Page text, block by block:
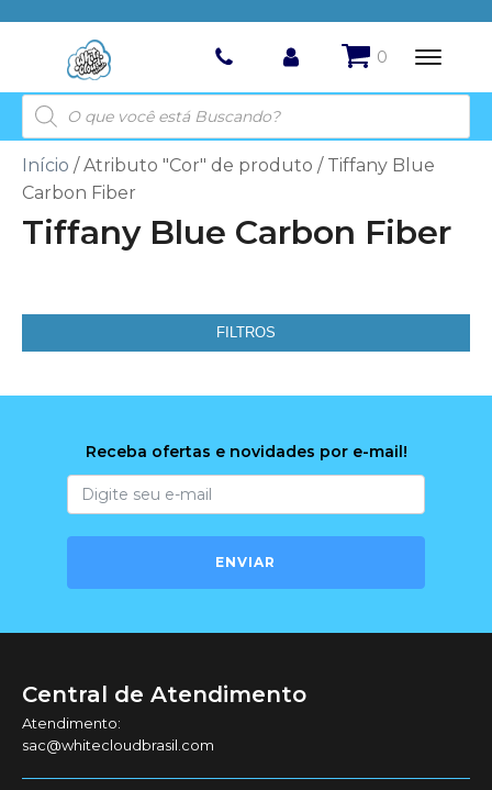
Pesquisar
produtos
Início / Atributo "Cor" de produto / Tiffany Blue
Carbon Fiber
Tiffany Blue Carbon Fiber
FILTROS
Receba ofertas e novidades por e-mail!
ENVIAR
Central de Atendimento
Atendimento:
sac@whitecloudbrasil.com